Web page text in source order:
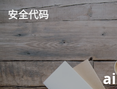
安全代码
ai